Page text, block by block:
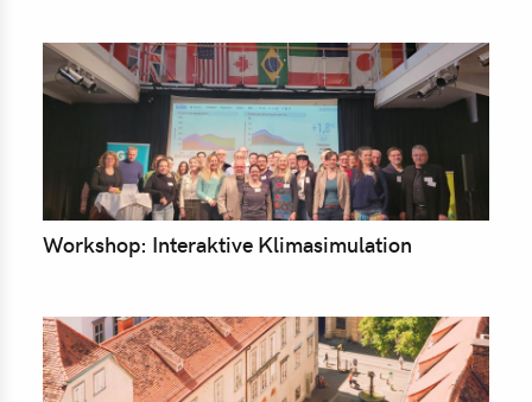
Workshop: Interaktive Klimasimulation